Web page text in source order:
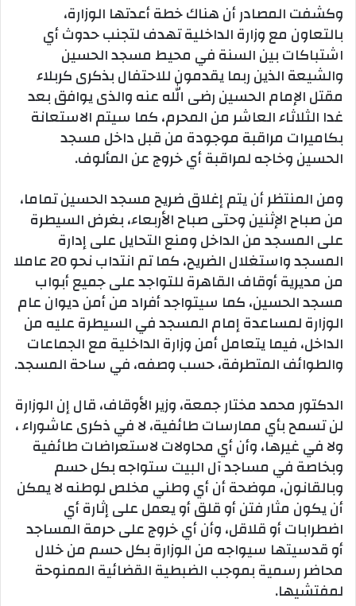
وكشفت المصادر أن هناك خطة أعدتها الوزارة،
بالتعاون مع وزارة الداخلية تهدف لتجنب حدوث أي
اشتباكات بين السنة في محيط مسجد الحسين
والشيعة الذين ربما يقدمون للاحتفال بذكرى كربلاء
مقتل الإمام الحسين رضى الله عنه والذى يوافق بعد
غدا الثلاثاء العاشر من المحرم، كما سيتم الاستعانة
بكاميرات مراقبة موجودة من قبل داخل مسجد
الحسين وخاجه لمراقبة أي خروج عن المألوف.
ومن المنتظر أن يتم إغلاق ضريح مسجد الحسين تماما،
من صباح الإثنين وحتى صباح الأربعاء، بغرض السيطرة
على المسجد من الداخل ومنع التحايل على إدارة
المسجد واستغلال الضريح، كما تم انتداب نحو 20 عاملا
من مديرية أوقاف القاهرة للتواجد على جميع أبواب
مسجد الحسين، كما سيتواجد أفراد من أمن ديوان عام
الوزارة لمساعدة إمام المسجد في السيطرة عليه من
الداخل، فيما يتعامل أمن وزارة الداخلية مع الجماعات
والطوائف المتطرفة، حسب وصفه، في ساحة المسجد.
الدكتور محمد مختار جمعة، وزير الأوقاف، قال إن الوزارة
لن تسمح بأي ممارسات طائفية، لا في ذكرى عاشوراء ،
ولا في غيرها، وأن أي محاولات لاستعراضات طائفية
وبخاصة في مساجد آل البيت ستواجه بكل حسم
وبالقانون، موضحة أن أي وطني مخلص لوطنه لا يمكن
أن يكون مثار فتن أو قلق أو يعمل على إثارة أي
اضطرابات أو قلاقل، وأن أي خروج على حرمة المساجد
أو قدسيتها سيواجه من الوزارة بكل حسم من خلال
محاضر رسمية بموجب الضبطية القضائية الممنوحة
لمفتشيها.